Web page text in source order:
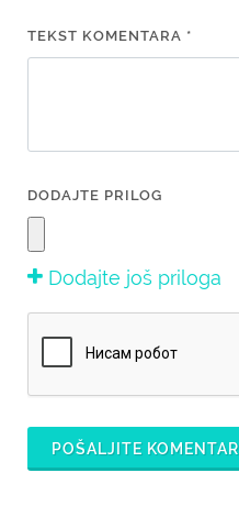
TEKST KOMENTARA *
DODAJTE PRILOG
Dodajte još priloga
POŠALJITE KOMENTAR